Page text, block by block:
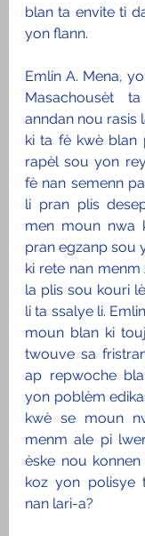
blan ta envite ti
yon flann.
Emlin A. Mena,
Masachousèt
anndan nou rasis
ki ta fè kwè blan
rapèl sou yon
fè nan semenn
li pran plis
men moun nwa
pran egzanp sou
ki rete nan menm
la plis sou kouri
li ta ssalye li.
moun blan ki
twouve sa
ap repwoche
yon poblèm
kwè se moun
menm ale pi
èske nou
koz yon polisye
nan lari-a?